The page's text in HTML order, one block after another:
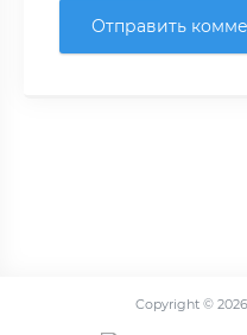
Отправить
Copyright ©